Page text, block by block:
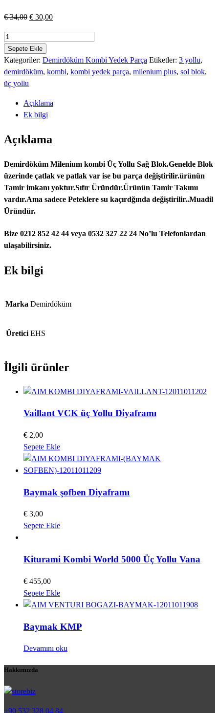
€34,00 Orijinal
€ 34,00.
€ 30,00Şu
fiyat:
Demirdöküm
Milenium
kombi
Üç
Yollu
Blok
adet
Sepete Ekle
Kategoriler: Demirdöküm Kombi Yedek Parça Etiketler: 3 yollu,
demirdöküm, kombi, kombi yedek parça, milenium plus, sol blok,
üç yollu
Açıklama
Ek bilgi
Açıklama
Demirdöküm Milenium kombi Üç Yollu Sağ Blok.Genelde Blok
üzerinde çatlak ve patlak var ise bu parça değiştirilir.ürünün
Tamir imkanı yoktur.Sıfır Üründür.Ürünün Tamir Takımı
vardır.Ama sadece Peteklere su kaçırdğında değiştirilir..Muadil
Üründür.
Bize 0212 852 42 44 veya 0532 327 22 24 No’lu Telefonlardan
ulaşabilirsiniz.
Ek bilgi
Marka Demirdöküm
Üretici EHS
İlgili ürünler
Vaillant VCK üç Yollu Diyaframı
€ 2,00
Sepete Ekle
Baymak şofben Diyaframı
€ 3,00
Sepete Ekle
Kiturami Kombi World 5000 Üç Yollu Vana
€ 455,00
Sepete Ekle
Baymak KMP
Devamını oku
Hakkımızda
+90 532 328 04 84